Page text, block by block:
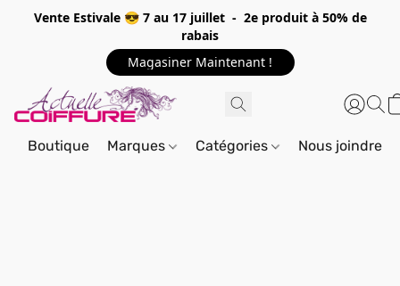
Vente Estivale 😎 7 au 17 juillet - 2e produit à 50% de
rabais
Magasiner Maintenant !
Boutique Marques Catégories Nous joindre